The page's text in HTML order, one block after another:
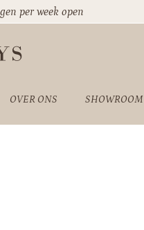
per week open
OVER ONS SHOWROOM